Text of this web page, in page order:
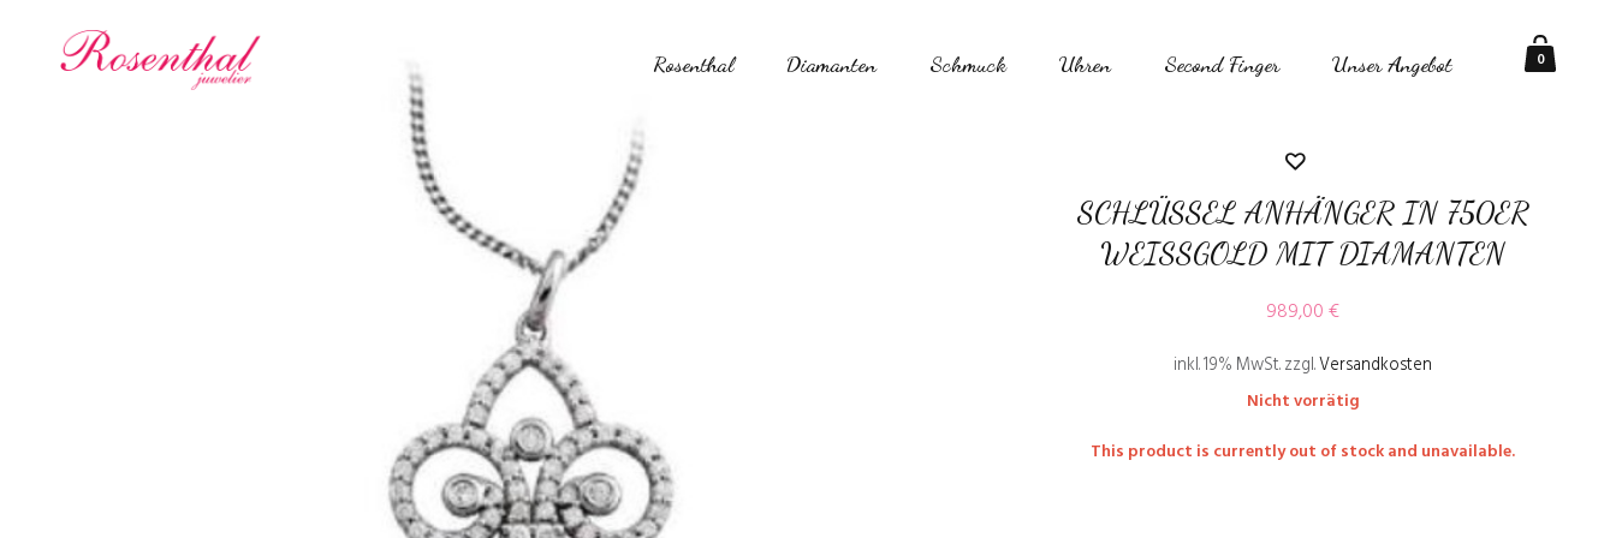
0
Rosenthal Diamanten Schmuck Uhren Second Finger Unser Angebot
SCHLÜSSEL ANHÄNGER IN 750ER
WEISSGOLD MIT DIAMANTEN
989,00€
inkl. 19% MwSt.zzgl.Versandkosten
Nicht vorrätig
This product is currently out of stock and unavailable.